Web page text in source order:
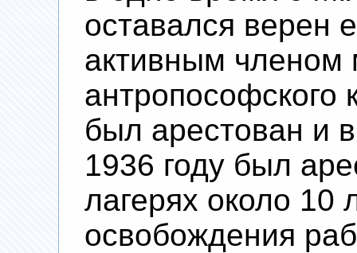
оставался верен
активным членом
антропософского
был арестован и
1936 году был
лагерях около 10
освобождения